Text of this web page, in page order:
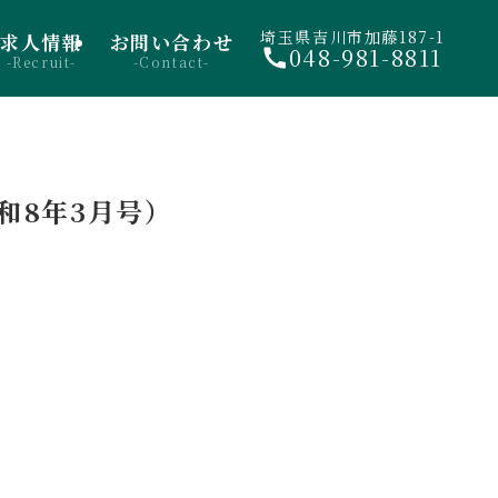
求人情報
-Recruit-
お問い合わせ
-Contact-
埼玉県吉川市加藤187-1
048-981-8811
年3月号）